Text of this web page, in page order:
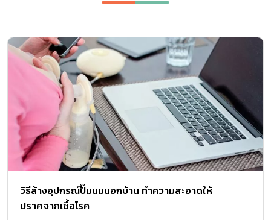
วิธีล้างอุปกรณ์ปั๊มนมนอกบ้าน ทำความสะอาดให้
ปราศจากเชื้อโรค